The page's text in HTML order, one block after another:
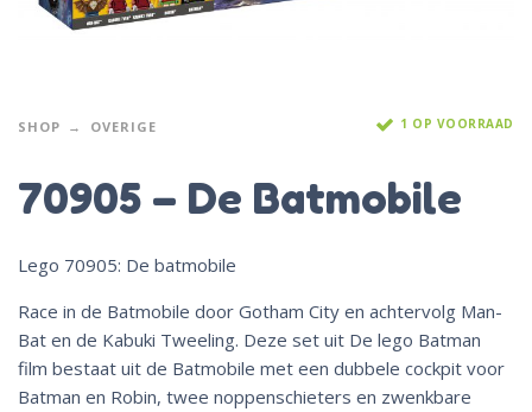
SHOP OVERIGE 1 OP VOORRAAD
70905 – De Batmobile
Lego 70905: De batmobile
Race in de Batmobile door Gotham City en achtervolg Man-
Bat en de Kabuki Tweeling. Deze set uit De lego Batman
film bestaat uit de Batmobile met een dubbele cockpit voor
Batman en Robin, twee noppenschieters en zwenkbare